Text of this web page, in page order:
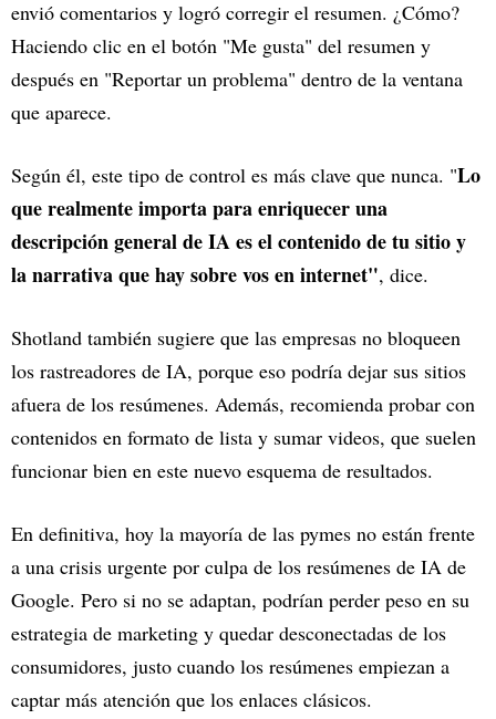
envió comentarios y logró corregir el resumen. ¿Cómo?
Haciendo clic en el botón "Me gusta" del resumen y
después en "Reportar un problema" dentro de la ventana
que aparece.
Según él, este tipo de control es más clave que nunca. "Lo
que realmente importa para enriquecer una
descripción general de IA es el contenido de tu sitio y
la narrativa que hay sobre vos en internet", dice.
Shotland también sugiere que las empresas no bloqueen
los rastreadores de IA, porque eso podría dejar sus sitios
afuera de los resúmenes. Además, recomienda probar con
contenidos en formato de lista y sumar videos, que suelen
funcionar bien en este nuevo esquema de resultados.
En definitiva, hoy la mayoría de las pymes no están frente
a una crisis urgente por culpa de los resúmenes de IA de
Google. Pero si no se adaptan, podrían perder peso en su
estrategia de marketing y quedar desconectadas de los
consumidores, justo cuando los resúmenes empiezan a
captar más atención que los enlaces clásicos.